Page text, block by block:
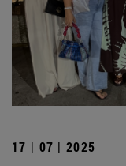
17 | 07 | 2025